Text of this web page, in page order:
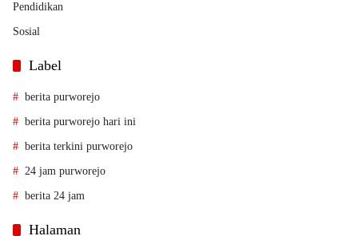
Pendidikan
Sosial
Label
berita purworejo
berita purworejo hari ini
berita terkini purworejo
24 jam purworejo
berita 24 jam
Halaman